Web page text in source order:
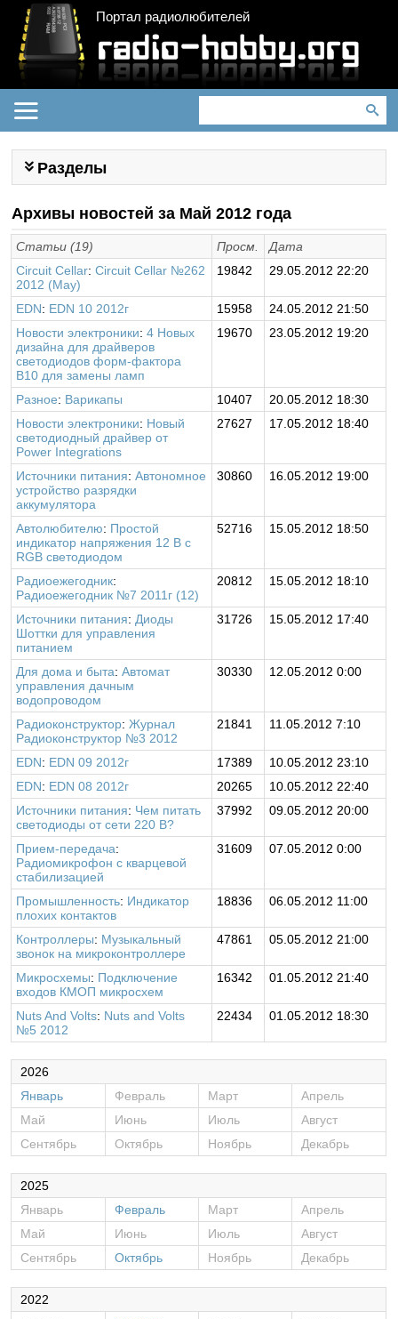
Портал радиолюбителей
Разделы
Архивы новостей за Май 2012 года
Статьи (19) Просм.
Дата
Circuit Cellar:Circuit Cellar №262
2012 (May)
19842 29.05.2012 22:20
EDN: EDN 10 2012г 15958
24.05.2012 21:50
Новости электроники:4 Новых
дизайна для драйверов
светодиодов форм-фактора
B10 для замены ламп
19670 23.05.2012 19:20
Разное: Варикапы 10407
20.05.2012 18:30
Новости электроники: Новый
светодиодный драйвер от
Power Integrations
27627 17.05.2012 18:40
Источники питания:Автономное
устройство разрядки
аккумулятора
30860 16.05.2012 19:00
Автолюбителю: Простой
индикатор напряжения 12 В с
RGB светодиодом
52716 15.05.2012 18:50
Радиоежегодник:
Радиоежегодник №7 2011г (12)
20812 15.05.2012 18:10
Источники питания: Диоды
Шоттки для управления
питанием
31726 15.05.2012 17:40
Для дома и быта:Автомат
управления дачным
водопроводом
30330 12.05.2012 0:00
Радиоконструктор:Журнал
Радиоконструктор №3 2012
21841 11.05.2012 7:10
EDN: EDN 09 2012г 17389
10.05.2012 23:10
EDN: EDN 08 2012г 20265
10.05.2012 22:40
Источники питания: Чем питать
светодиоды от сети 220 В?
37992 09.05.2012 20:00
Прием-передача:
Радиомикрофон с кварцевой
стабилизацией
31609 07.05.2012 0:00
Промышленность: Индикатор
плохих контактов
18836 06.05.2012 11:00
Контроллеры: Музыкальный
звонок на микроконтроллере
47861 05.05.2012 21:00
Микросхемы: Подключение
входов КМОП микросхем
16342 01.05.2012 21:40
Nuts And Volts: Nuts and Volts
№5 2012
22434 01.05.2012 18:30
2026
Январь
Февраль Март
Апрель
Май
Июнь Июль
Август
Сентябрь
Октябрь Ноябрь Декабрь
2025
Январь
Февраль Март
Апрель
Май
Июнь Июль
Август
Сентябрь
Октябрь Ноябрь Декабрь
2022